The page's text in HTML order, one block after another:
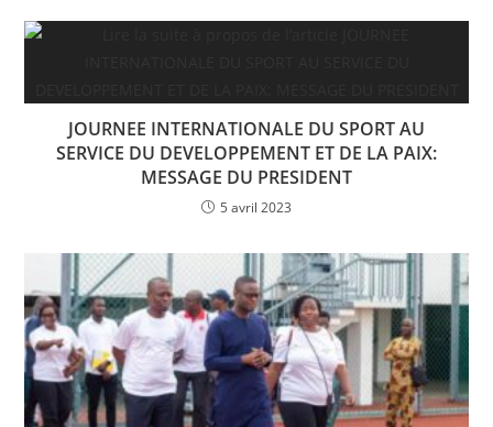
b
o
k
A
p
Li
k
er
JOURNEE INTERNATIONALE DU SPORT AU
SERVICE DU DEVELOPPEMENT ET DE LA PAIX:
MESSAGE DU PRESIDENT
5 avril 2023